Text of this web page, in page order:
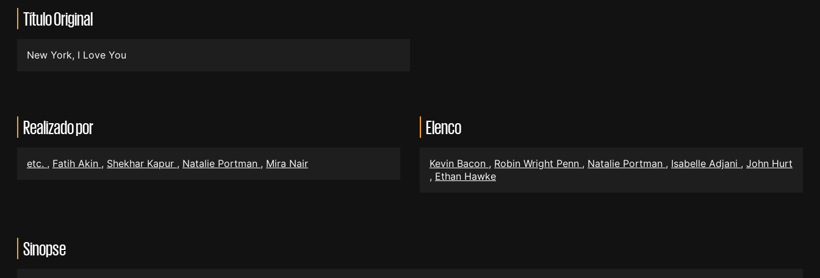
Título Original
New York, I Love You
Realizado por
etc. , Fatih Akin , Shekhar Kapur , Natalie Portman , Mira Nair
Elenco
Kevin Bacon , Robin Wright Penn , Natalie Portman , Isabelle Adjani , John Hurt
, Ethan Hawke
Sinopse